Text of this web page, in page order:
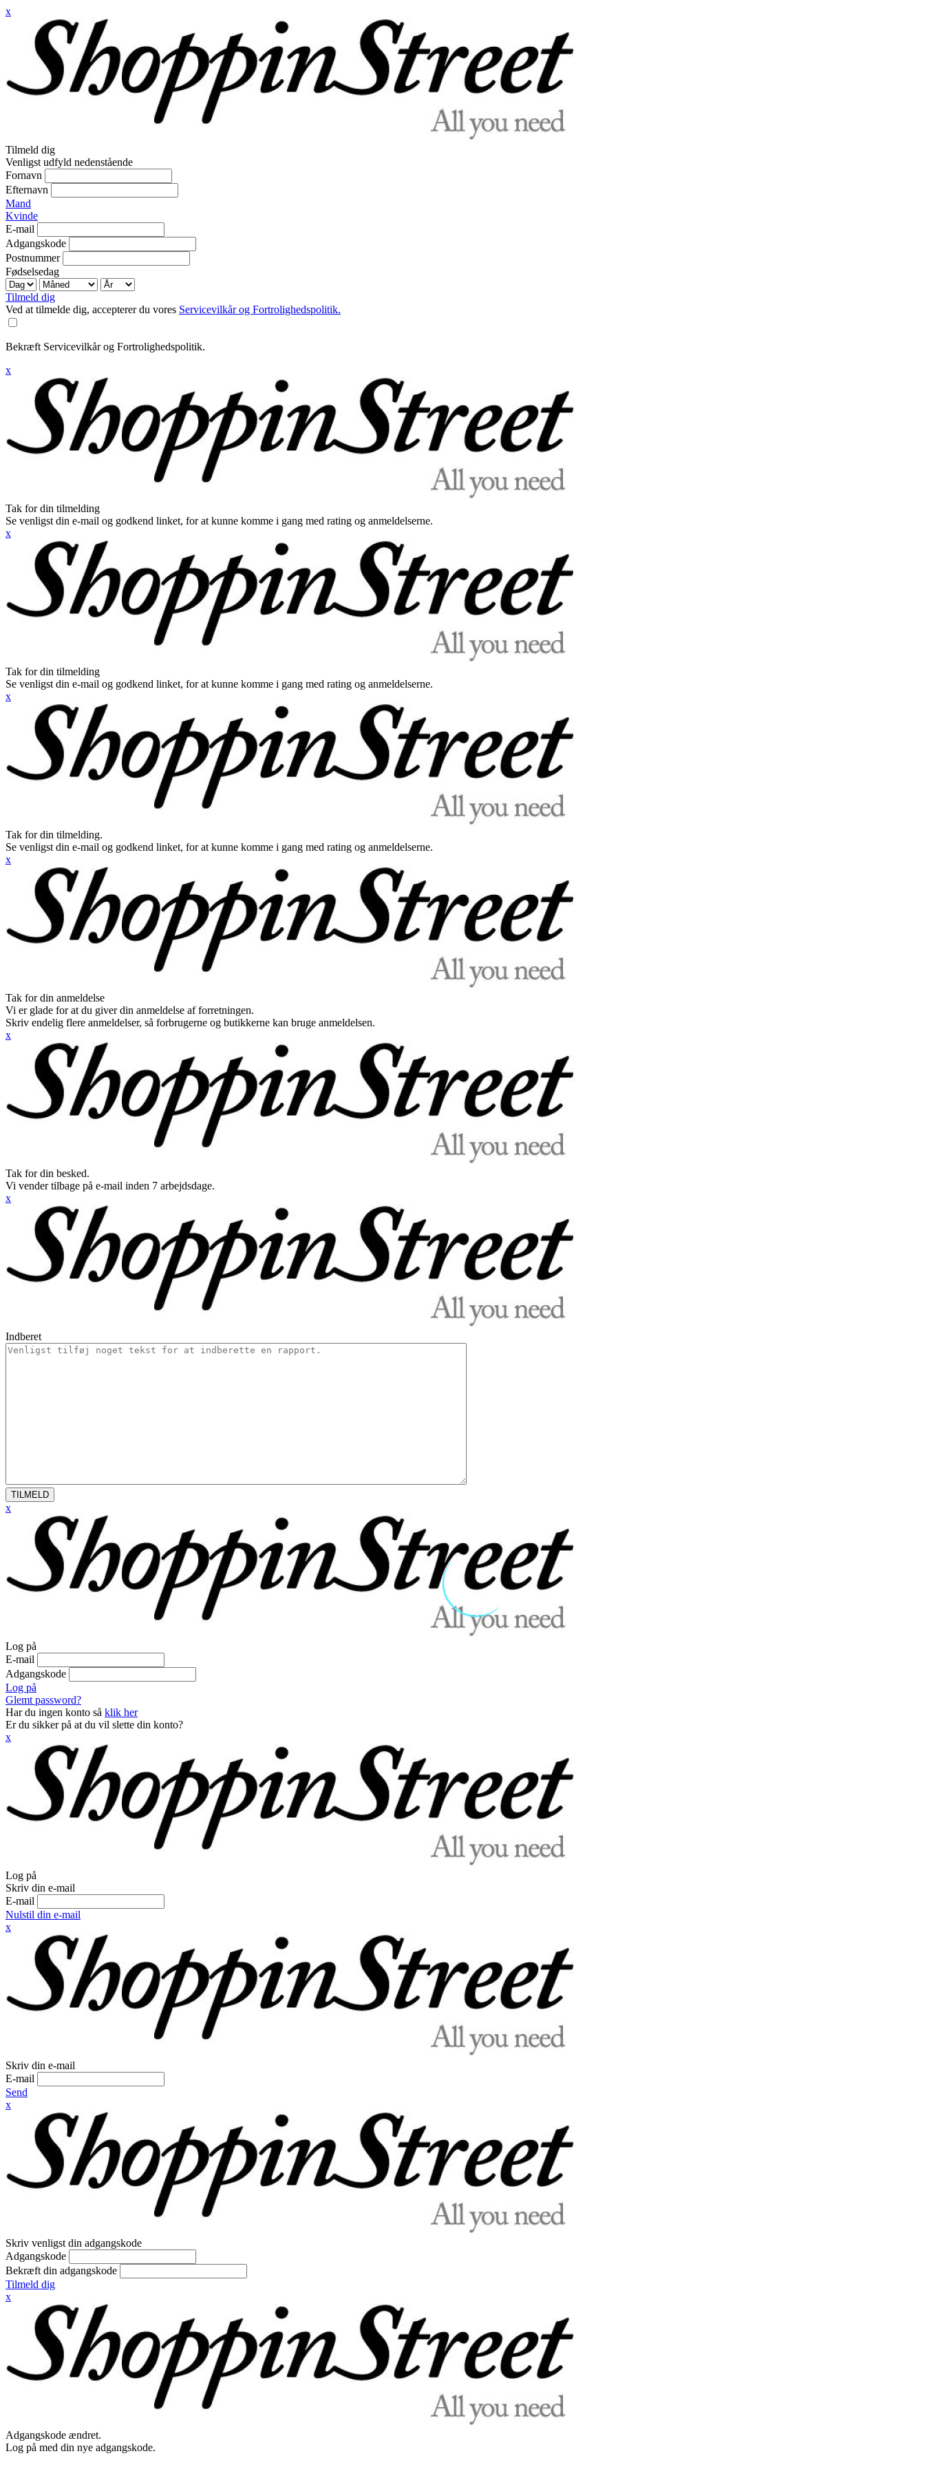
x
Tilmeld dig
Venligst udfyld nedenstående
Fornavn
Efternavn
Mand
Kvinde
E-mail
Adgangskode
Postnummer
Fødselsedag
Tilmeld dig
Ved at tilmelde dig, accepterer du vores Servicevilkår og Fortrolighedspolitik.
Bekræft Servicevilkår og Fortrolighedspolitik.
x
Tak for din tilmelding
Se venligst din e-mail og godkend linket, for at kunne komme i gang med rating og anmeldelserne.
x
Tak for din tilmelding
Se venligst din e-mail og godkend linket, for at kunne komme i gang med rating og anmeldelserne.
x
Tak for din tilmelding.
Se venligst din e-mail og godkend linket, for at kunne komme i gang med rating og anmeldelserne.
x
Tak for din anmeldelse
Vi er glade for at du giver din anmeldelse af forretningen.
Skriv endelig flere anmeldelser, så forbrugerne og butikkerne kan bruge anmeldelsen.
x
Tak for din besked.
Vi vender tilbage på e-mail inden 7 arbejdsdage.
x
Indberet
TILMELD
x
Log på
E-mail
Adgangskode
Log på
Glemt password?
Har du ingen konto så klik her
Er du sikker på at du vil slette din konto?
x
Log på
Skriv din e-mail
E-mail
Nulstil din e-mail
x
Skriv din e-mail
E-mail
Send
x
Skriv venligst din adgangskode
Adgangskode
Bekræft din adgangskode
Tilmeld dig
x
Adgangskode ændret.
Log på med din nye adgangskode.